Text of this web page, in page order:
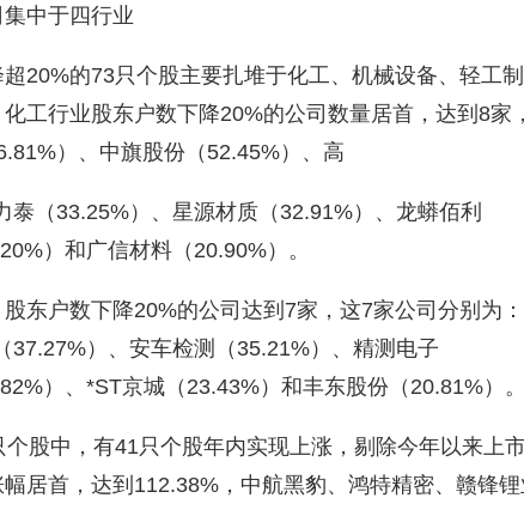
中于四行业
20%的73只个股主要扎堆于化工、机械设备、轻工制
工行业股东户数下降20%的公司数量居首，达到8家
）、中旗股份（52.45%）、高
泰（33.25%）、星源材质（32.91%）、龙蟒佰利
）和广信材料（20.90%）。
东户数下降20%的公司达到7家，这7家公司分别为
37.27%）、安车检测（35.21%）、精测电子
）、*ST京城（23.43%）和丰东股份（20.81%）。
股中，有41只个股年内实现上涨，剔除今年以来上
居首，达到112.38%，中航黑豹、鸿特精密、赣锋锂